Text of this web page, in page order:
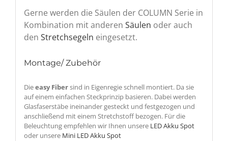
Gerne werden die Säulen der COLUMN Serie in
Kombination mit anderen Säulen oder auch
den Stretchsegeln eingesetzt.
Montage/ Zubehör
Dieeasy Fibersind in Eigenregie schnell montiert. Da sie
auf einem einfachen Steckprinzip basieren. Dabei werden
Glasfaserstäbe ineinander gesteckt und festgezogen und
anschließend mit einem Stretchstoff bezogen. Für die
Beleuchtung empfehlen wir Ihnen unsere LED Akku Spot
oder unsere Mini LED Akku Spot